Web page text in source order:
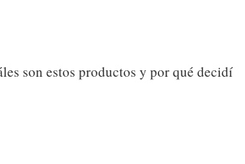
son estos productos y por qué decidí